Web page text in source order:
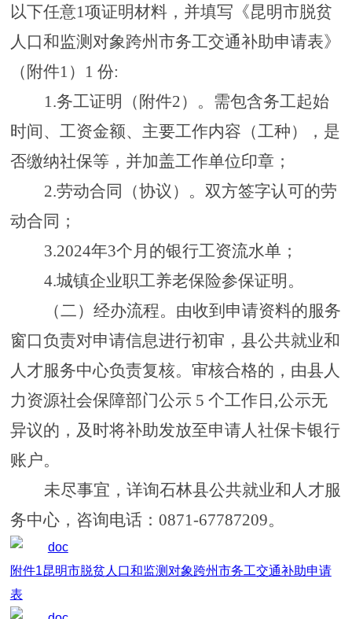
以下任意1项证明材料，并填写《昆明市脱贫
人口和监测对象跨州市务工交通补助申请表》
（附件1） 1 份:
1.务工证明（附件2）。需包含务工起始
时间、工资金额、主要工作内容（工种），是
否缴纳社保等，并加盖工作单位印章；
2.劳动合同（协议）。双方签字认可的劳
动合同；
3.2024年3个月的银行工资流水单；
4.城镇企业职工养老保险参保证明。
（二）经办流程。 由收到申请资料的服务
窗口负责对申请信息进行初审，县公共就业和
人才服务中心负责复核。审核合格的，由县人
力资源社会保障部门公示 5 个工作日 ,公示无
异议的，及时将补助发放至申请人社保卡银行
账户。
未尽事宜，详询石林县公共就业和人才服
务中心，咨询电话： 0871-67787209。
附件1昆明市脱贫人口和监测对象跨州市务工交通补助申请
表